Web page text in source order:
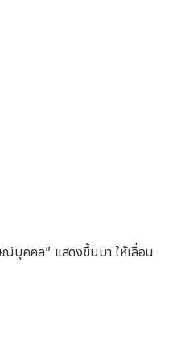
บุคคล” แสดงขึ้นมา ให้เลื่อน